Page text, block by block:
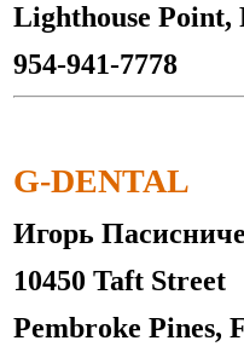
Lighthouse Point,
954-941-7778
G-DENTAL
Игорь
10450 Taft Street
Pembroke Pines,